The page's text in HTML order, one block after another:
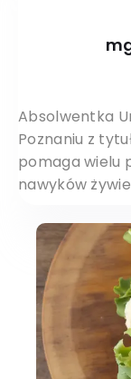
Absolwentka
Poznaniu z
pomaga wielu
nawyków